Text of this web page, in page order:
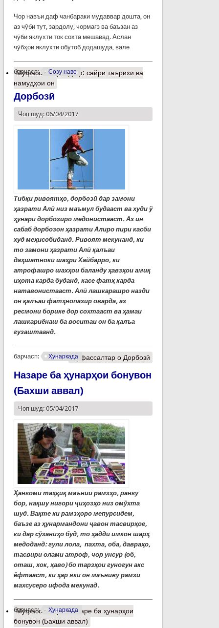
Чор навъи даф чанбараки мудаввар дошта, он
аз чӯби тут, зардолу, чормағз ва баъзан аз
чӯби яклухти ток сохта мешавад. Аслан
чӯбҳои яклухти обутоб додашуда, вале
барчасп: Созу наво
Муфассалтаро Даф: сайри таърихӣ ва
намудҳои он
Дорбозӣ
Чоп шуд: 06/04/2017
Тибқи ривоятҳо, дорбозӣ дар замони
ҳазрати Алӣ низ маъмул будааст ва худи ў
ҳунари дорбозиро медонистааст. Аз ин
сабаб дорбозон ҳазрати Алиро пири касби
худ меҳисобиданд. Ривоят мекунанд, ки
то замони ҳазрати Алӣ қалъаи
даҳшатноки шаҳри Хайбарро, ки
атрофашро шахҳои баланду ҳавзҳои амиқ
иҳота карда буданд, касе фатҳ карда
натавонистааст. Алӣ лашкарашро назди
он қалъаи фатҳнопазир оварда, аз
ресмони борике дор сохтааст ва ҳамаи
лашкариёнаш ба воситаи он ба қалъа
гузаштаанд.
барчасп: ҲунаркадаМуфассалтар о Дорбозӣ
Назаре ба ҳунарҳои бонувон
(Бахши аввал)
Чоп шуд: 05/04/2017
Ҳангоми таҳқиқ маънии рамзҳо, рангу
бор, нақшу нигори ҷиҳозҳо низ омўхта
шуд. Вақте ки рамзҳоро мепурсидем,
баъзе аз ҳунармандони ҷавон тасвирҳое,
ки дар сўзаниҳо буд, то ҳадди имкон шарҳ
медоданд: гули лола, пахта, оба, давраҳо,
тасвири олами атроф, чор унсур (об,
оташ, хок, ҳаво) бо тарзҳои гуногун акс
ёфтааст, ки ҳар яки он маъниву рамзи
махсусеро ифода мекунад.
барчасп: Ҳунаркада
Муфассалтаро Назаре ба ҳунарҳои
бонувон (Бахши аввал)